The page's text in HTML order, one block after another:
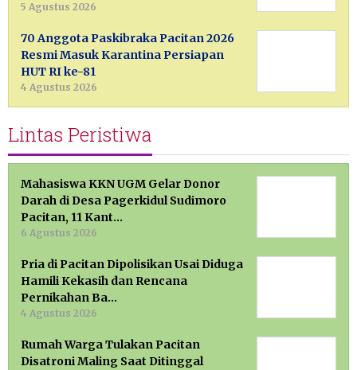
5 Agustus 2026
70 Anggota Paskibraka Pacitan 2026
Resmi Masuk Karantina Persiapan
HUT RI ke-81
4 Agustus 2026
Lintas Peristiwa
Mahasiswa KKN UGM Gelar Donor
Darah di Desa Pagerkidul Sudimoro
Pacitan, 11 Kant…
6 Agustus 2026
Pria di Pacitan Dipolisikan Usai Diduga
Hamili Kekasih dan Rencana
Pernikahan Ba…
4 Agustus 2026
Rumah Warga Tulakan Pacitan
Disatroni Maling Saat Ditinggal